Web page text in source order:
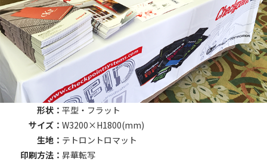
形状： 平型・フラット
サイズ： W1800×H1400(mm)
生地： テトロントロマット
印刷方法： 昇華転写